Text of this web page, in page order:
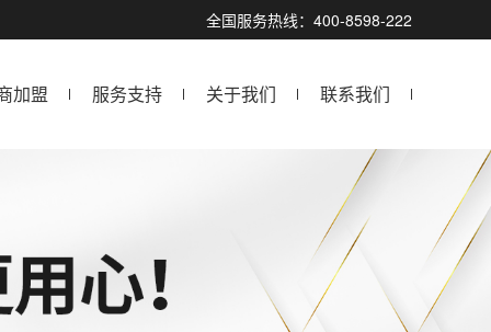
全国服务热线：400-8598-222
加盟 服务支持 关于我们 联系我们